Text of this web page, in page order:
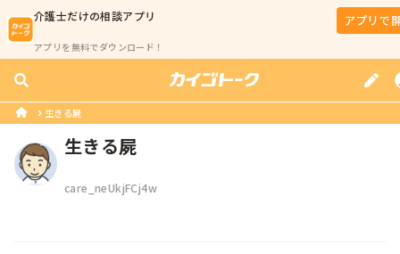
介護士だけの相談アプリ
アプリを無料でダウンロード！
アプリで
生きる屍
生きる屍
care_neUkjFCj4w